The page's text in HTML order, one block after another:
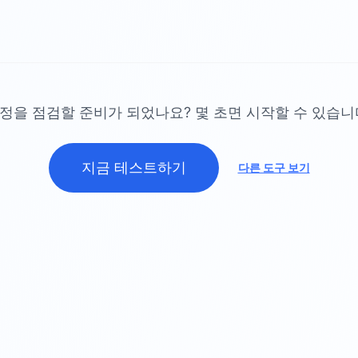
을 점검할 준비가 되었나요? 몇 초면 시작할 수 있습니
지금 테스트하기 다른 도구 보기